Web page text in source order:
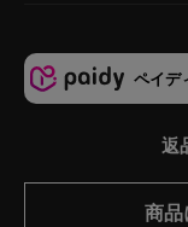
ペイデ
返
商品